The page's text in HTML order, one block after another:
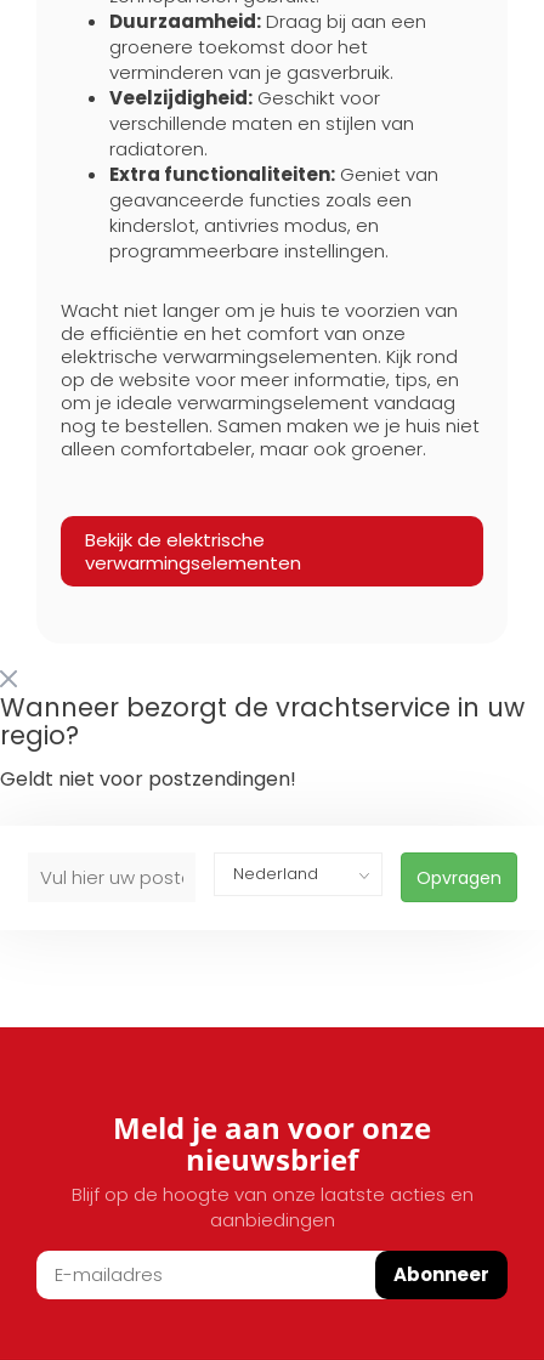
Duurzaamheid:Draag bij aan een
groenere toekomst door het
verminderen van je gasverbruik.
Veelzijdigheid: Geschikt voor
verschillende maten en stijlen van
radiatoren.
Extra functionaliteiten: Geniet van
geavanceerde functies zoals een
kinderslot, antivries modus, en
programmeerbare instellingen.
Wacht niet langer om je huis te voorzien van
de efficiëntie en het comfort van onze
elektrische verwarmingselementen. Kijk rond
op de website voor meer informatie, tips, en
om je ideale verwarmingselement vandaag
nog te bestellen. Samen maken we je huis niet
alleen comfortabeler, maar ook groener.
Bekijk de elektrische
verwarmingselementen
Wanneer bezorgt de vrachtservice in uw
regio?
Geldt niet voor postzendingen!
Opvragen
Meld je aan voor onze
nieuwsbrief
Blijf op de hoogte van onze laatste acties en
aanbiedingen
Abonneer